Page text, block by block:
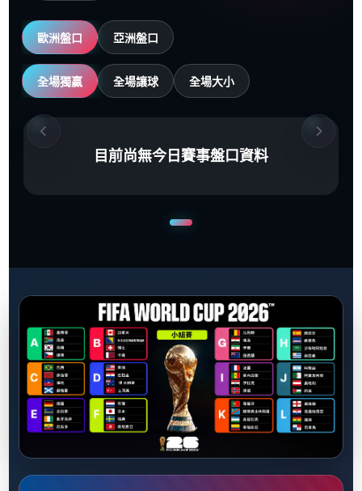
歐洲盤口 亞洲盤口
全場獨贏 全場讓球 全場大小
目前尚無今日賽事盤口資料